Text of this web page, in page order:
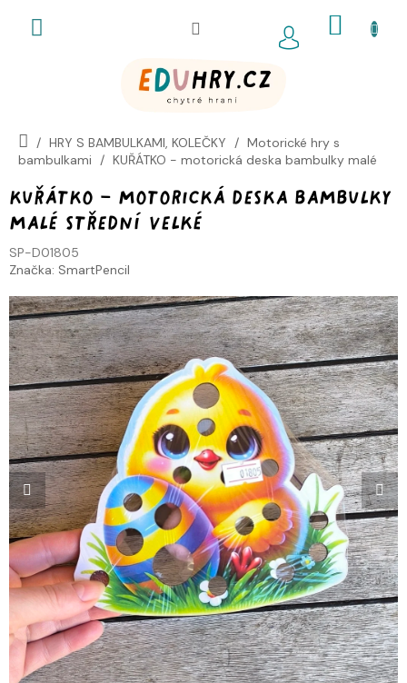
obsah
HRY S BAMBULKAMI, KOLEČKY
Motorické hry s
bambulkami
KUŘÁTKO - motorická deska bambulky malé
KUŘÁTKO - motorická deska bambulky
malé střední velké
SP-D01805
Značka: SmartPencil